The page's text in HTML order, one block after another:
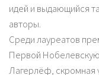
идей и выдающийся
авторы.
Среди лауреатов
Первой
Лагерлёф, скромная